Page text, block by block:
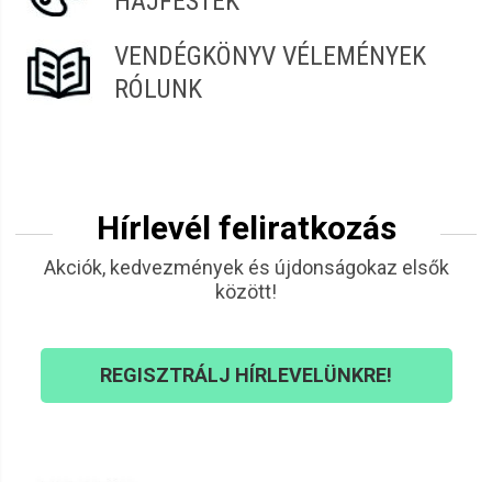
VENDÉGKÖNYV VÉLEMÉNYEK
RÓLUNK
Hírlevél feliratkozás
Akciók, kedvezmények és újdonságokaz elsők
között!
REGISZTRÁLJ HÍRLEVELÜNKRE!